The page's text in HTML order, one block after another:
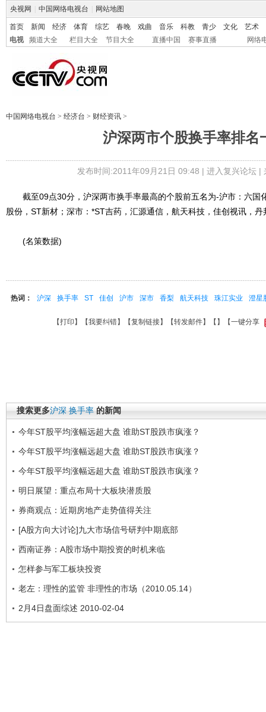
央视网 中国网络电视台 网站地图
首页 新闻 经济 体育 综艺 春晚 戏曲 音乐 科教 青少 文化
艺术
电视
频道大全 栏目大全 节目大全 直播中国 赛事直播 网络
中国网络电视台 > 经济台 > 财经资讯 >
沪深两市个股换手率排名
发布时间:2011年09月21日 09:48 | 进入复兴论坛|
截至09点30分，沪深两市换手率最高的个股前五名为-沪市：六国
股份，ST新材；深市：*ST吉药，汇源通信，航天科技，佳创视讯，丹
(名策数据)
热词： 沪深 换手率 ST 佳创 沪市 深市 香梨 航天科技 珠江实业 澄星
【打印 】【我要纠错】【复制链接】【转发邮件】【 】 【一键分享
搜索更多沪深 换手率 的新闻
今年ST股平均涨幅远超大盘 谁助ST股跌市疯涨？
今年ST股平均涨幅远超大盘 谁助ST股跌市疯涨？
今年ST股平均涨幅远超大盘 谁助ST股跌市疯涨？
明日展望：重点布局十大板块潜质股
券商观点：近期房地产走势值得关注
[A股方向大讨论]九大市场信号研判中期底部
西南证券：A股市场中期投资的时机来临
怎样参与军工板块投资
老左：理性的监管 非理性的市场（2010.05.14）
2月4日盘面综述 2010-02-04